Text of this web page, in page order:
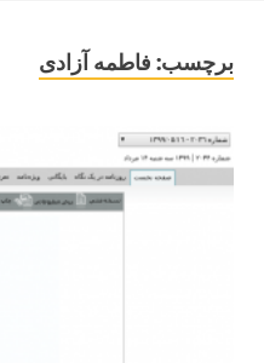
برچسب: فاطمه آزادی